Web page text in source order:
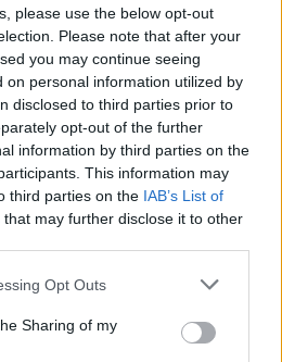
please use the below opt-out
Please note that after your
you may continue seeing
on personal information utilized by
disclosed to third parties prior to
opt-out of the further
information by third parties on the
This information may
third parties on the IAB’s List of
that may further disclose it to other
Opt Outs
Sharing of my
kell állni a hétfőn
– így
pótérettségizők